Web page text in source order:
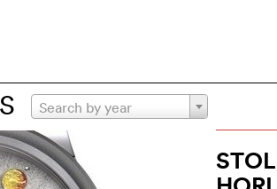
Search by year